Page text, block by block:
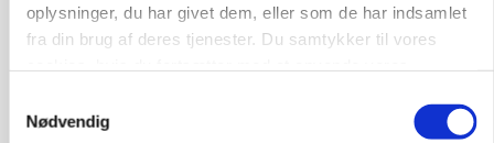
oplysninger, du har givet dem, eller som de har indsamlet
fra din brug af deres tjenester. Du samtykker til vores
Nødvendig
Annonce
LEDER
blevet klogere. Det kunne vi alle lære af